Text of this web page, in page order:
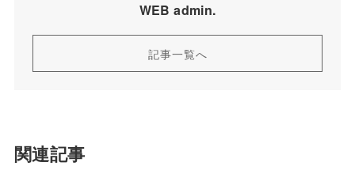
WEB admin.
記事一覧へ
関連記事